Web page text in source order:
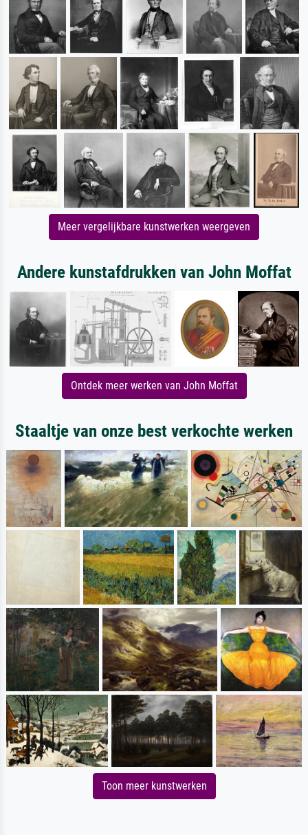
Meer vergelijkbare kunstwerken weergeven
Andere kunstafdrukken van John Moffat
Ontdek meer werken van John Moffat
Staaltje van onze best verkochte werken
Toon meer kunstwerken